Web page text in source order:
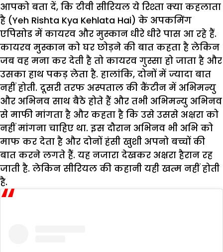
आपको बता दें, कि टीवी सीरियल ये रिश्ता क्या कहलाता
है (Yeh Rishta Kya Kehlata Hai) के अपकमिंग
एपिसोड में कायरव और मुस्कान धीरे धीरे पास आ रहे हैं.
कायरव मुस्कान को घर छोड़ने की बात कहता है लेकिन
जब वह मना कर देती है तो कायरव गुस्सा हो जाता है और
उसका हाथ पकड़ लेता है. हालांकि, दोनों में ज्यादा बात
नहीं होती. दूसरी तरफ अस्पताल की कैंटीन में अभिमन्यु
और अभिनव साथ बैठे होते हैं और तभी अभिमन्यु अभिनव
से माफी मांगता है और कहता है कि उसे उससे अक्षरा को
नहीं मांगना चाहिए था. इस दौरान अभिनव भी अभि को
माफ कर देता है और दोनों हंसी खुशी अपनो बच्चों की
बात करने लगते हैं. यह नजारा देखकर अक्षरा हैरान रह
जाती है. लेकिन सीरियल की कहानी यही खत्म नहीं होती
है.